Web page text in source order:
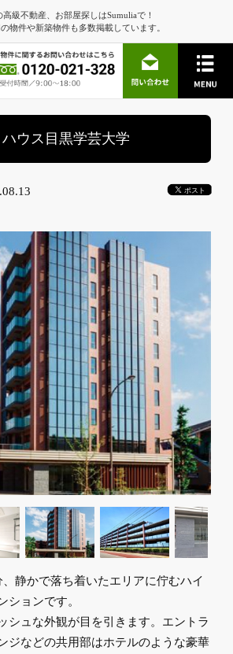
級不動産、お部屋探しはSumuliaで！
物件や新築物件も多数掲載しています。
ウス目黒学芸大学
静かで落ち着いたエリアに佇むハイ
ションです。
シュな外観が目を引きます。エントラ
ジなどの共用部はホテルのような豪華